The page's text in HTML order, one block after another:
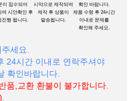
이 접수되어
며 시안확인 후
진행 됩니다.
시악으로 제작되며
제작 후 상품이
발송됩니다.
확인 바랍니다.
제품 수령 후 24시간
이내로 문제를
확인해 주세요.
세요.
24시간 이내로 연락주셔야
확인바랍니다.
품,교환 환불이 불가합니다.